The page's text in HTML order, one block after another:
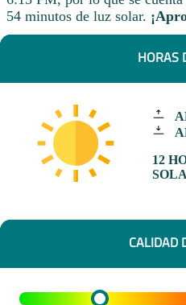
54 minutos de luz solar.
HORAS
12
CALIDAD